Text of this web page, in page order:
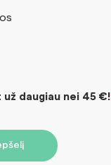
daugiau nei 45 €!